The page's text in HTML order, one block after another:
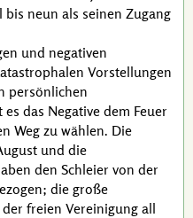
neun als seinen Zugang
und negativen
Vorstellungen
persönlichen
das Negative dem Feuer
Weg zu wählen. Die
und die
den Schleier von der
die große
freien Vereinigung all